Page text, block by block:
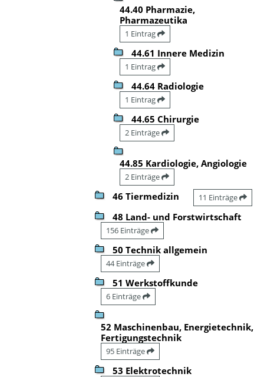
44.40 Pharmazie,
Pharmazeutika
1 Eintrag
44.61 Innere Medizin
1 Eintrag
44.64 Radiologie
1 Eintrag
44.65 Chirurgie
2 Einträge
44.85 Kardiologie, Angiologie
2 Einträge
46 Tiermedizin 11 Einträge
48 Land- und Forstwirtschaft
156 Einträge
50 Technik allgemein
44 Einträge
51 Werkstoffkunde
6 Einträge
52 Maschinenbau, Energietechnik,
Fertigungstechnik
95 Einträge
53 Elektrotechnik